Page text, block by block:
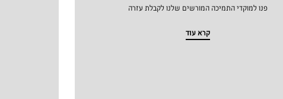
פנו למוקדי התמיכה המורשים שלנו לקבלת עזרה
קרא עוד